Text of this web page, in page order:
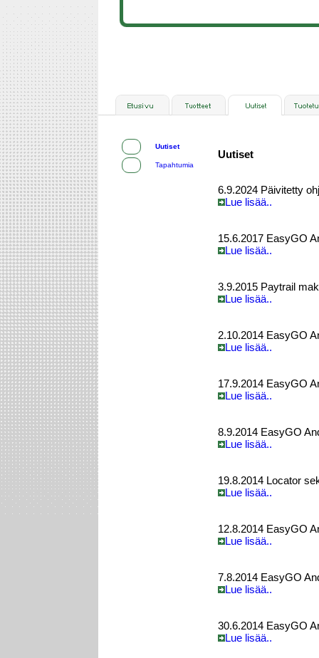
Uutiset
Tapahtumia
Uutiset
6.9.2024 Päivitetty
Lue lisää..
15.6.2017 EasyGO
Lue lisää..
3.9.2015 Paytrail
Lue lisää..
2.10.2014 EasyGO
Lue lisää..
17.9.2014 EasyGO
Lue lisää..
8.9.2014 EasyGO
Lue lisää..
19.8.2014 Locator
Lue lisää..
12.8.2014 EasyGO
Lue lisää..
7.8.2014 EasyGO
Lue lisää..
30.6.2014 EasyGO
Lue lisää..